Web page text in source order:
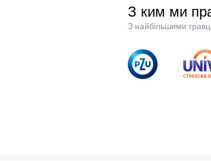
З ким ми
З найбільшими